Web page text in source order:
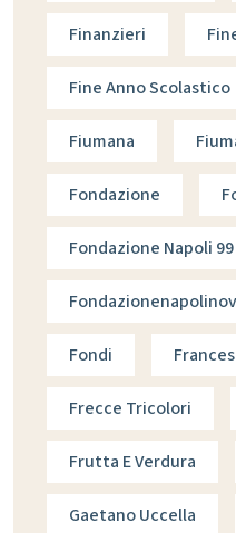
Finanzieri
Fine Anno Scolastico
Fiumana
Fondazione
Fondazione Napoli 99
Fondi
Frecce Tricolori
Frutta E Verdura
Gaetano Uccella